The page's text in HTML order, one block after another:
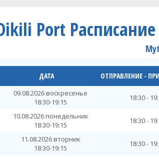
Port Расписание
ДАТА ОТПРАВЛЕНИЕ -
09.08.2026 воскресенье
18:30-19:15
18:30 -
10.08.2026 понедельник
18:30-19:15
18:30 -
11.08.2026 вторник
18:30-19:15
18:30 -